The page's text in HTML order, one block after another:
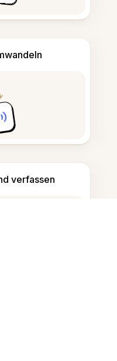
verfassen